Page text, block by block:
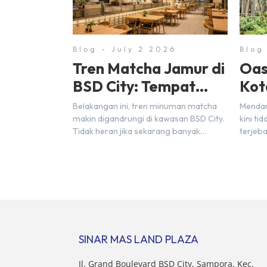
Blog - July 2 2026
Tren Matcha Jamur di
BSD City: Tempat
Nongkrong Estetik
Dekat Hunian
Belakangan ini, tren minuman matcha
makin digandrungi di kawasan BSD City.
Tidak heran jika sekarang banyak
Blog
City
kini
SINAR MAS LAND PLAZA
Jl. Grand Boulevard BSD City, Sampora, Kec.